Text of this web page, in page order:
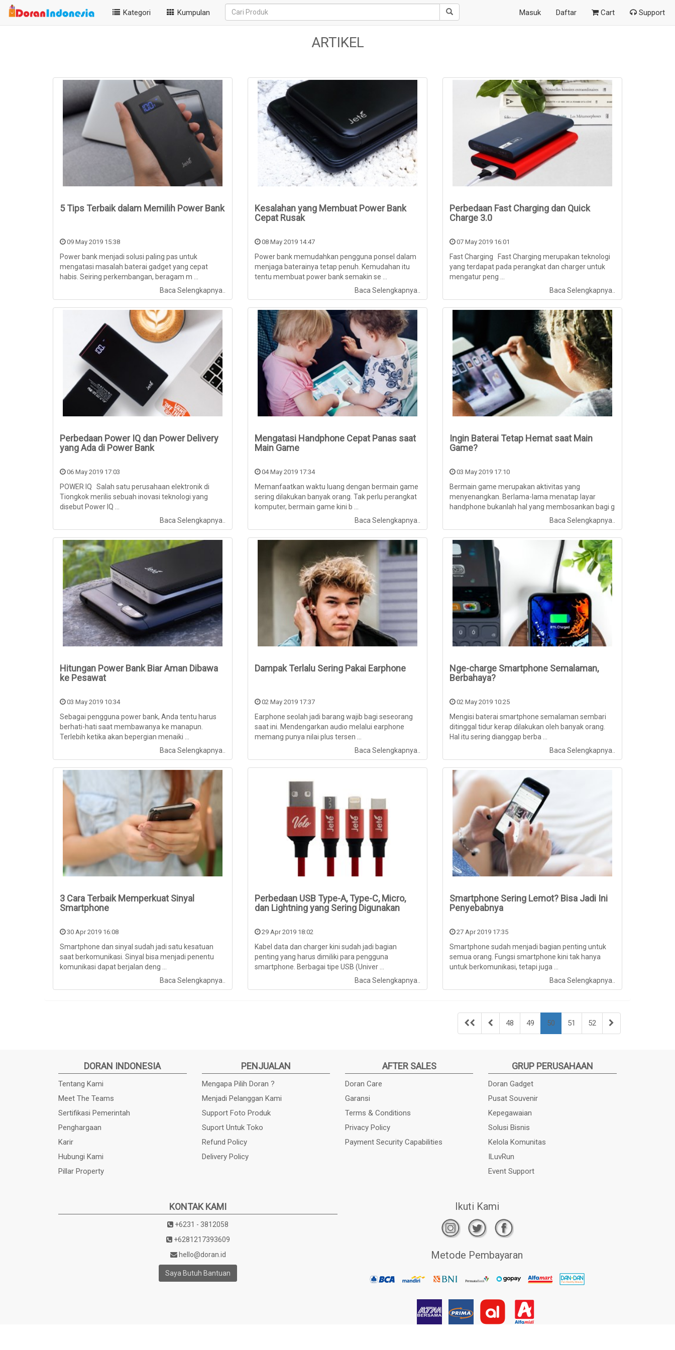
Kategori Kumpulan Masuk Daftar Cart Support
ARTIKEL
5 Tips Terbaik dalam Memilih Power Bank
09 May 2019 15:38
Power bank menjadi solusi paling pas untuk
mengatasi masalah baterai gadget yang cepat
habis. Seiring perkembangan, beragam m ...
Baca Selengkapnya..
Kesalahan yang Membuat Power Bank
Cepat Rusak
08 May 2019 14:47
Power bank memudahkan pengguna ponsel dalam
menjaga baterainya tetap penuh. Kemudahan itu
tentu membuat power bank semakin se ...
Baca Selengkapnya..
Perbedaan Fast Charging dan Quick
Charge 3.0
07 May 2019 16:01
Fast Charging Fast Charging merupakan teknologi
yang terdapat pada perangkat dan charger untuk
mengatur peng ...
Baca Selengkapnya..
Perbedaan Power IQ dan Power Delivery
yang Ada di Power Bank
06 May 2019 17:03
POWER IQ Salah satu perusahaan elektronik di
Tiongkok merilis sebuah inovasi teknologi yang
disebut Power IQ ...
Baca Selengkapnya..
Mengatasi Handphone Cepat Panas saat
Main Game
04 May 2019 17:34
Memanfaatkan waktu luang dengan bermain game
sering dilakukan banyak orang. Tak perlu perangkat
komputer, bermain game kini b ...
Baca Selengkapnya..
Ingin Baterai Tetap Hemat saat Main
Game?
03 May 2019 17:10
Bermain game merupakan aktivitas yang
menyenangkan. Berlama-lama menatap layar
handphone bukanlah hal yang membosankan bagi g
Baca Selengkapnya..
Hitungan Power Bank Biar Aman Dibawa
ke Pesawat
03 May 2019 10:34
Sebagai pengguna power bank, Anda tentu harus
berhati-hati saat membawanya ke manapun.
Terlebih ketika akan bepergian menaiki ...
Baca Selengkapnya..
Dampak Terlalu Sering Pakai Earphone
02 May 2019 17:37
Earphone seolah jadi barang wajib bagi seseorang
saat ini. Mendengarkan audio melalui earphone
memang punya nilai plus tersen ...
Baca Selengkapnya..
Nge-charge Smartphone Semalaman,
Berbahaya?
02 May 2019 10:25
Mengisi baterai smartphone semalaman sembari
ditinggal tidur kerap dilakukan oleh banyak orang.
Hal itu sering dianggap berba ...
Baca Selengkapnya..
3 Cara Terbaik Memperkuat Sinyal
Smartphone
30 Apr 2019 16:08
Smartphone dan sinyal sudah jadi satu kesatuan
saat berkomunikasi. Sinyal bisa menjadi penentu
komunikasi dapat berjalan deng ...
Baca Selengkapnya..
Perbedaan USB Type-A, Type-C, Micro,
dan Lightning yang Sering Digunakan
29 Apr 2019 18:02
Kabel data dan charger kini sudah jadi bagian
penting yang harus dimiliki para pengguna
smartphone. Berbagai tipe USB (Univer ...
Baca Selengkapnya..
Smartphone Sering Lemot? Bisa Jadi Ini
Penyebabnya
27 Apr 2019 17:35
Smartphone sudah menjadi bagian penting untuk
semua orang. Fungsi smartphone kini tak hanya
untuk berkomunikasi, tetapi juga ...
Baca Selengkapnya..
48 49 50 51 52
DORAN INDONESIA
Tentang Kami
Meet The Teams
Sertifikasi Pemerintah
Penghargaan
Karir
Hubungi Kami
Pillar Property
PENJUALAN
Mengapa Pilih Doran ?
Menjadi Pelanggan Kami
Support Foto Produk
Suport Untuk Toko
Refund Policy
Delivery Policy
AFTER SALES
Doran Care
Garansi
Terms & Conditions
Privacy Policy
Payment Security Capabilities
GRUP PERUSAHAAN
Doran Gadget
Pusat Souvenir
Kepegawaian
Solusi Bisnis
Kelola Komunitas
ILuvRun
Event Support
KONTAK KAMI
+6231 - 3812058
+6281217393609
hello@doran.id
Saya Butuh Bantuan
Ikuti Kami
Metode Pembayaran